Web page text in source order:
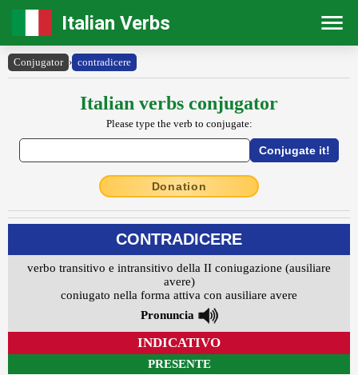
Italian Verbs
Conjugator › contradicere
Italian verbs conjugator
Please type the verb to conjugate:
Donation
CONTRADICERE
verbo transitivo e intransitivo della II coniugazione (ausiliare
avere)
coniugato nella forma attiva con ausiliare avere
Pronuncia
INDICATIVO
PRESENTE